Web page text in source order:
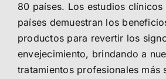
80 países. Los estudios
países demuestran los
productos para revertir los
envejecimiento, brindando a
tratamientos profesionales más